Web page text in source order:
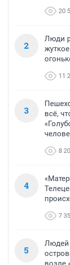
20
2
Люди
11
3
всё,
8
4
7
5
Людей